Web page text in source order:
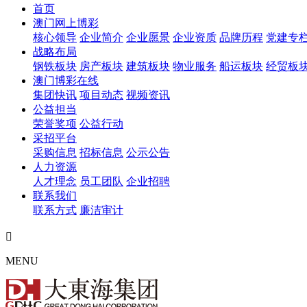
首页
澳门网上博彩
核心领导 企业简介 企业愿景 企业资质 品牌历程 党建专
战略布局
钢铁板块 房产板块 建筑板块 物业服务 船运板块 经贸板
澳门博彩在线
集团快讯 项目动态 视频资讯
公益担当
荣誉奖项 公益行动
采招平台
采购信息 招标信息 公示公告
人力资源
人才理念 员工团队 企业招聘
联系我们
联系方式 廉洁审计

MENU